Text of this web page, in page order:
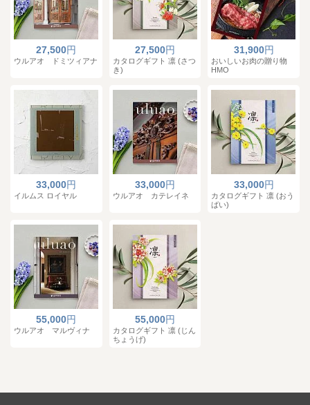
27,500円
ウルアオ ドミツィアナ
27,500円
カタログギフト 凛 (さつ
き)
31,900円
おいしいお肉の贈り物
HMO
33,000円
イルムス ロイヤル
33,000円
ウルアオ カテレイネ
33,000円
カタログギフト 凛 (おう
ばい)
55,000円
ウルアオ マルヴィナ
55,000円
カタログギフト 凛 (じん
ちょうげ)